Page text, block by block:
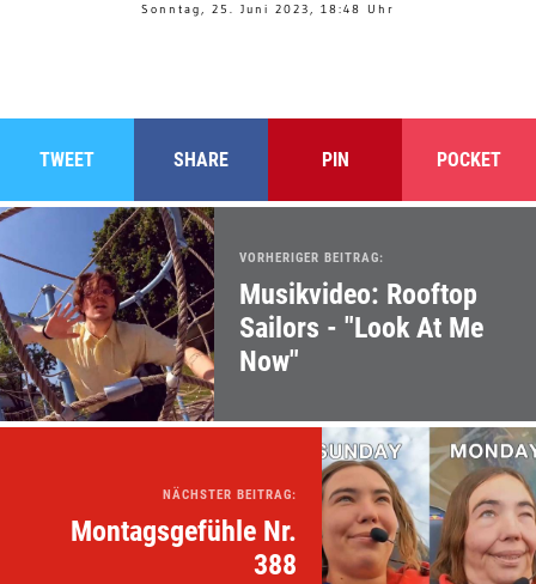
Sonntag, 25. Juni 2023, 18:48 Uhr
TWEET SHARE PIN POCKET
VORHERIGER BEITRAG:
Musikvideo: Rooftop
Sailors - "Look At Me
Now"
NÄCHSTER BEITRAG:
Montagsgefühle Nr.
388